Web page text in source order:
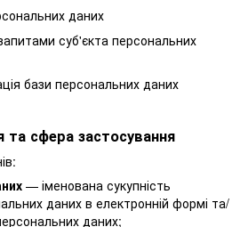
даних
суб'єкта персональних
бази персональних даних
та сфера застосування
— іменована сукупність
даних в електронній формі та/
даних;